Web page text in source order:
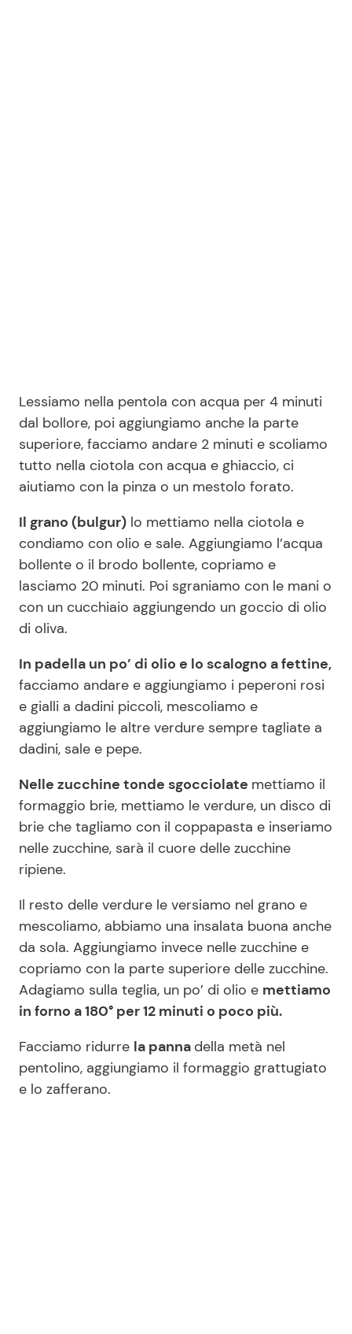
Lessiamo nella pentola con acqua per 4 minuti
dal bollore, poi aggiungiamo anche la parte
superiore, facciamo andare 2 minuti e scoliamo
tutto nella ciotola con acqua e ghiaccio, ci
aiutiamo con la pinza o un mestolo forato.
Il grano (bulgur) lo mettiamo nella ciotola e
condiamo con olio e sale. Aggiungiamo l’acqua
bollente o il brodo bollente, copriamo e
lasciamo 20 minuti. Poi sgraniamo con le mani o
con un cucchiaio aggiungendo un goccio di olio
di oliva.
In padella un po’ di olio e lo scalogno a fettine,
facciamo andare e aggiungiamo i peperoni rosi
e gialli a dadini piccoli, mescoliamo e
aggiungiamo le altre verdure sempre tagliate a
dadini, sale e pepe.
Nelle zucchine tonde sgocciolate mettiamo il
formaggio brie, mettiamo le verdure, un disco di
brie che tagliamo con il coppapasta e inseriamo
nelle zucchine, sarà il cuore delle zucchine
ripiene.
Il resto delle verdure le versiamo nel grano e
mescoliamo, abbiamo una insalata buona anche
da sola. Aggiungiamo invece nelle zucchine e
copriamo con la parte superiore delle zucchine.
Adagiamo sulla teglia, un po’ di olio e mettiamo
in forno a 180° per 12 minuti o poco più.
Facciamo ridurre la panna della metà nel
pentolino, aggiungiamo il formaggio grattugiato
e lo zafferano.